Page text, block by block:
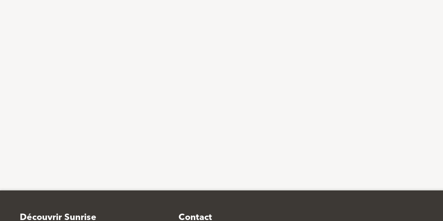
Découvrir Sunrise Contact